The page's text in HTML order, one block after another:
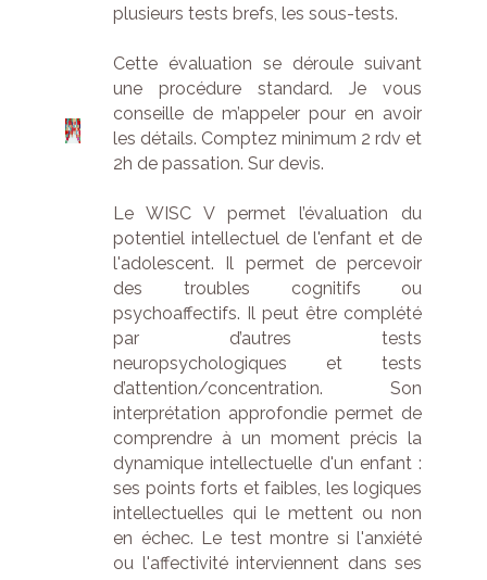
plusieurs tests brefs, les sous-tests.
Cette évaluation se déroule suivant
une procédure standard. Je vous
conseille de m’appeler pour en avoir
les détails. Comptez minimum 2 rdv et
2h de passation. Sur devis.
Le WISC V permet l’évaluation du
potentiel intellectuel de l'enfant et de
l'adolescent. Il permet de percevoir
des troubles cognitifs ou
psychoaffectifs. Il peut être complété
par d’autres tests
neuropsychologiques et tests
d’attention/concentration. Son
interprétation approfondie permet de
comprendre à un moment précis la
dynamique intellectuelle d'un enfant :
ses points forts et faibles, les logiques
intellectuelles qui le mettent ou non
en échec. Le test montre si l'anxiété
ou l'affectivité interviennent dans ses